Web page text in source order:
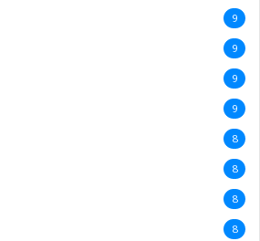
8
7
7
7
7
7
7
6